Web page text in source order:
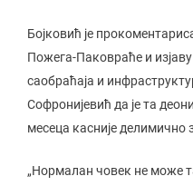
Бојковић је
Пожега-Паковраће и
саобраћаја и
Софронијевић да је та
месеца касније делимично
„Нормалан човек не може